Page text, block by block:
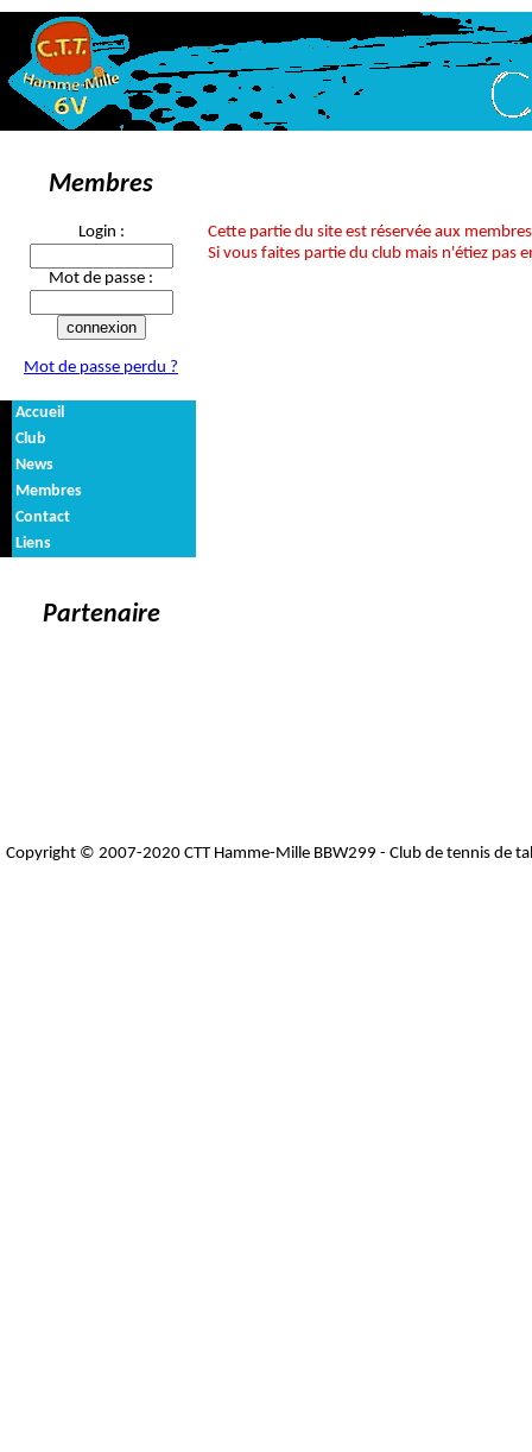
Membres
Login :
Mot de passe :
Mot de passe perdu ?
Accueil
Club
News
Membres
Contact
Liens
Partenaire
Cette partie du site est réservée aux
Si vous faites partie du club mais n'étiez pas
Copyright © 2007-2020 CTT Hamme-Mille BBW299 - Club de tennis de